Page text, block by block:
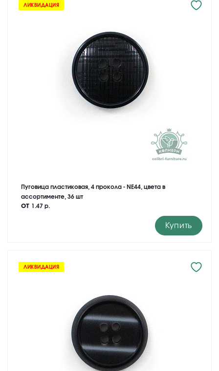
ЛИКВИДАЦИЯ
Пуговица пластиковая, 4 прокола - NE44, цвета в
ассортименте, 36 шт
от 1.47 р.
Купить
ЛИКВИДАЦИЯ